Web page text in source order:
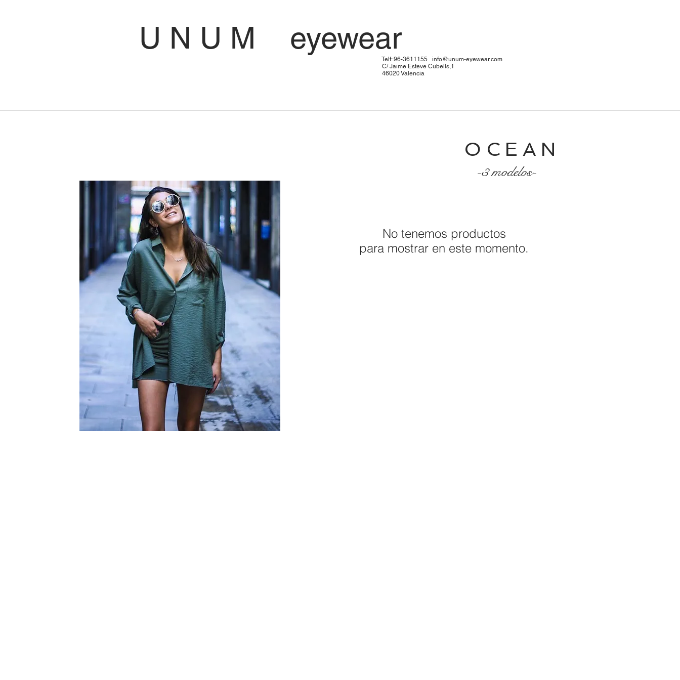
OCEAN
-3 modelos-
No tenemos productos
para mostrar en este momento.
U N U M eyewear
Telf: 96-3611155 info@unum-eyewear.com
C/ Jaime Esteve Cubells,1
46020 Valencia